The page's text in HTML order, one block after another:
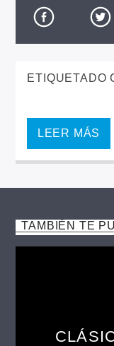
ETIQUETADO
LEER MÁS
TAMBIÉN TE